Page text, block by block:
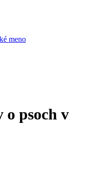
meno
o psoch v